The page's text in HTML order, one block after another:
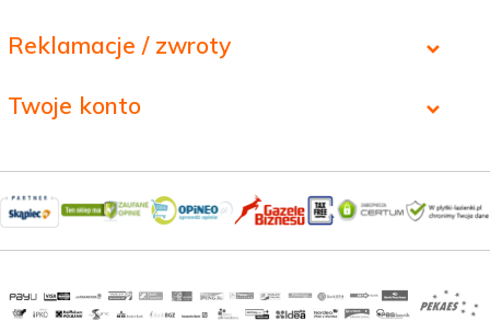
Reklamacje / zwroty
Twoje konto